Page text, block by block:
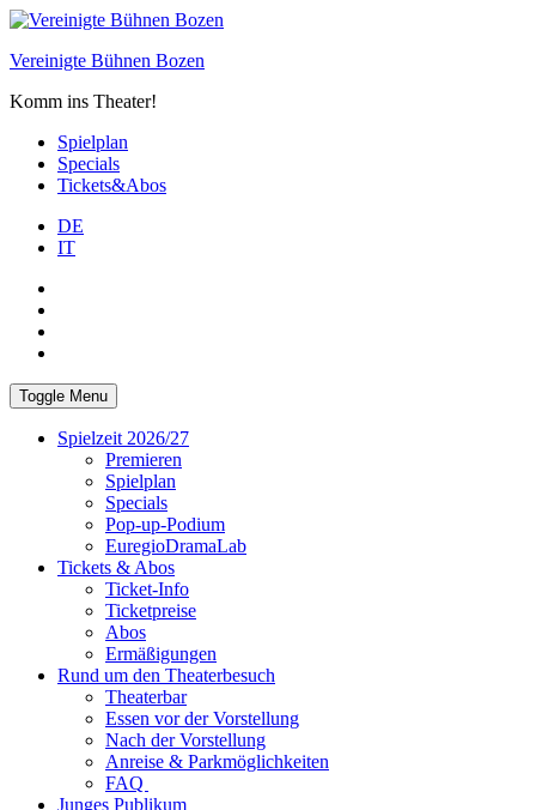
Skip
content
Vereinigte Bühnen Bozen
Komm ins Theater!
Spielplan
Specials
Tickets&Abos
DE
IT
Toggle Menu
Spielzeit 2026/27
Premieren
Spielplan
Specials
Pop-up-Podium
EuregioDramaLab
Tickets & Abos
Ticket-Info
Ticketpreise
Abos
Ermäßigungen
Rund um den Theaterbesuch
Theaterbar
Essen vor der Vorstellung
Nach der Vorstellung
Anreise & Parkmöglichkeiten
FAQ
Junges Publikum